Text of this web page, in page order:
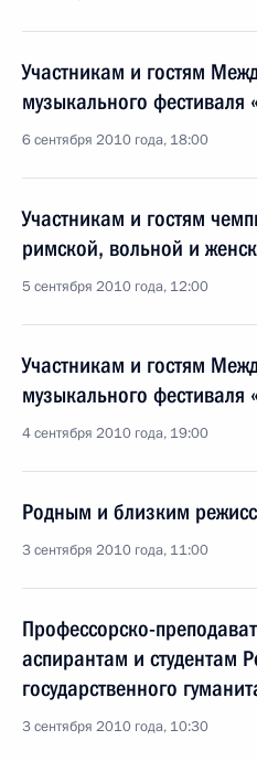
Участникам и гостям
музыкального фестиваля
6 сентября 2010 года, 18:00
Участникам и гостям
римской, вольной и
5 сентября 2010 года, 12:00
Участникам и гостям
музыкального фестиваля
4 сентября 2010 года, 19:00
Родным и близким
3 сентября 2010 года, 11:00
Профессорско-
аспирантам и студентам
государственного
3 сентября 2010 года, 10:30